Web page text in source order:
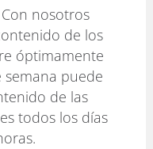
Con nosotros
de los
óptimamente
semana puede
de las
todos los días